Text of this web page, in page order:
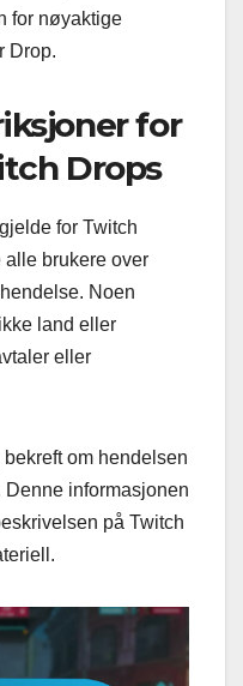
for nøyaktige
Drop.
for
Drops
for Twitch
alle brukere over
Noen
land eller
eller
om hendelsen
informasjonen
på Twitch